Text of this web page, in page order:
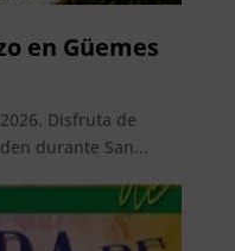
en Güemes
Disfruta de
durante San...